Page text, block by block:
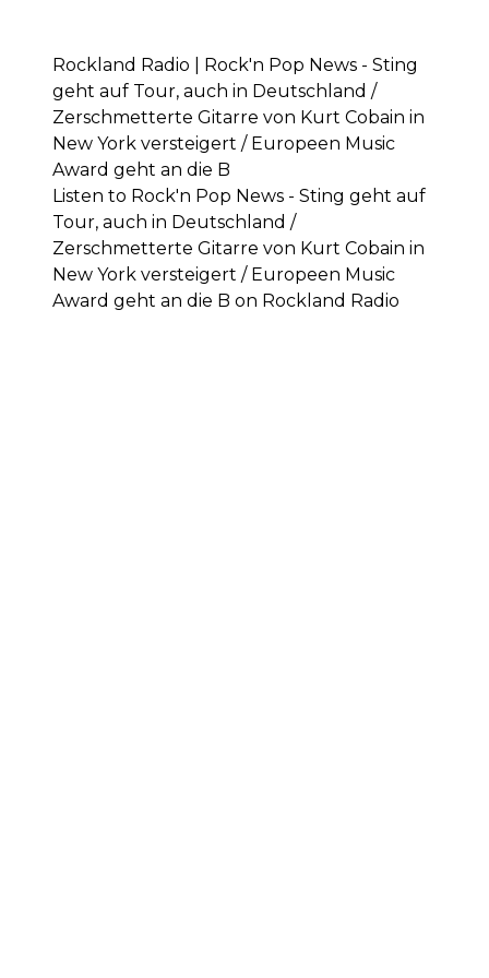
Rockland Radio | Rock'n Pop News - Sting
geht auf Tour, auch in Deutschland /
Zerschmetterte Gitarre von Kurt Cobain in
New York versteigert / Europeen Music
Award geht an die B
Listen to Rock'n Pop News - Sting geht auf
Tour, auch in Deutschland /
Zerschmetterte Gitarre von Kurt Cobain in
New York versteigert / Europeen Music
Award geht an die B on Rockland Radio